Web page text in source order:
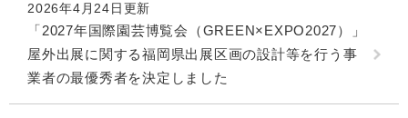
2026年4月24日更新
「2027年国際園芸博覧会（GREEN×EXPO2027）」
屋外出展に関する福岡県出展区画の設計等を行う事
業者の最優秀者を決定しました